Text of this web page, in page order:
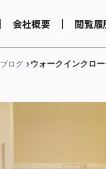
会社概要 閲覧履
ブログ ウォークインクロ